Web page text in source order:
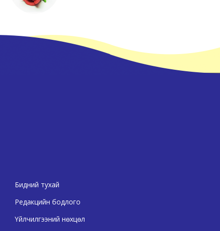
Бидний тухай
Редакцийн бодлого
Үйлчилгээний нөхцөл